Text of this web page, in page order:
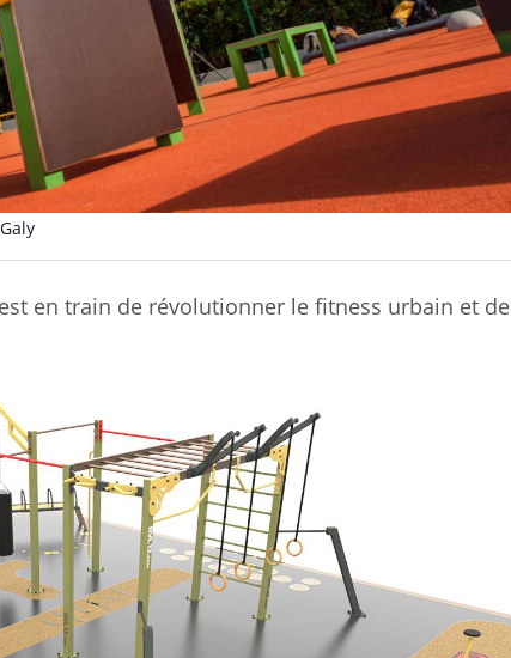
en train de révolutionner le fitness urbain et de